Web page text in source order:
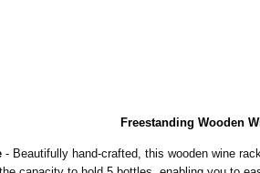
Freestanding Wooden
- Beautifully hand-crafted, this wooden wine